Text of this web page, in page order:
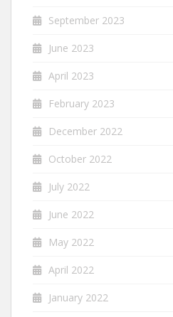
September 2023
June 2023
April 2023
February 2023
December 2022
October 2022
July 2022
June 2022
May 2022
April 2022
January 2022